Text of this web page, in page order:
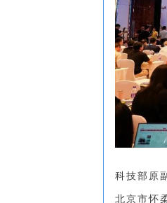
科技部原
北京市怀